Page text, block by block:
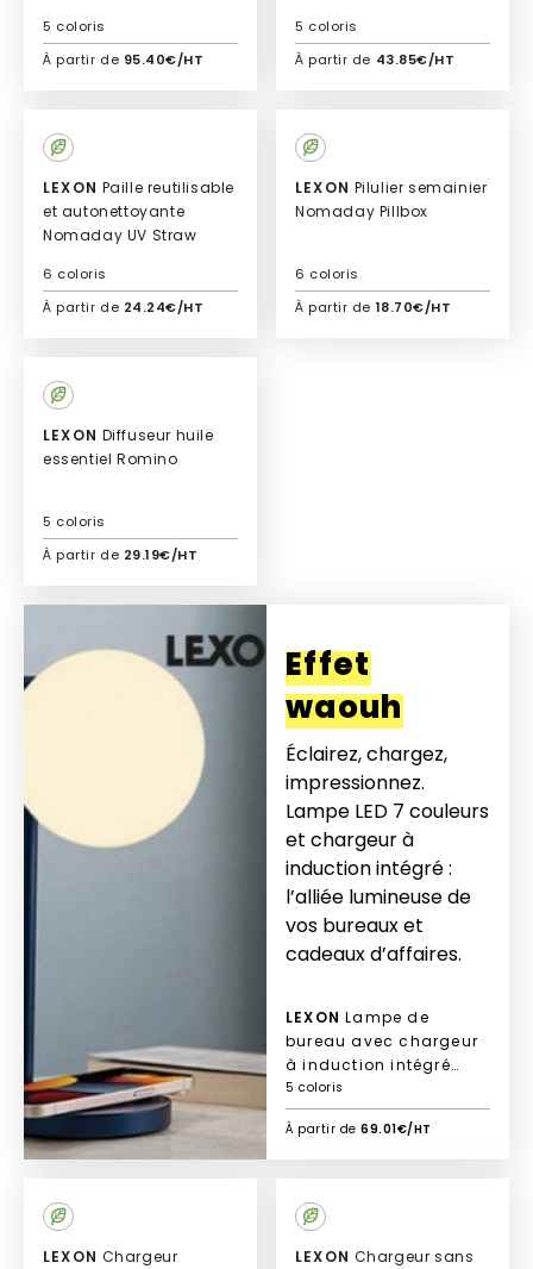
À partir de 95.40€/HT
5 coloris
À partir de 43.85€/HT
5 coloris
LEXON
et autonettoyante
Nomaday UV Straw
À partir de 24.24€/HT
6 coloris
LEXON
Nomaday Pillbox
À partir de 18.70€/HT
6 coloris
LEXON
essentiel Romino
À partir de 29.19€/HT
5 coloris
Effet
waouh
Éclairez, chargez,
impressionnez.
Lampe LED 7 couleurs
et chargeur à
induction intégré :
l’alliée lumineuse de
vos bureaux et
cadeaux d’affaires.
LEXONLampe de
bureau avec chargeur
à induction intégré
Bubble Lamp
À partir de 69.01€/HT
5 coloris
LEXON LEXON